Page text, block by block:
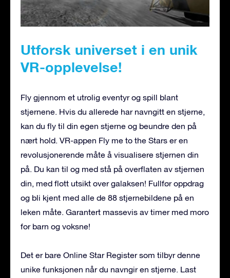
Utforsk universet i en unik
VR-opplevelse!
Fly gjennom et utrolig eventyr og spill blant
stjernene. Hvis du allerede har navngitt en stjerne,
kan du fly til din egen stjerne og beundre den på
nært hold. VR-appen Fly me to the Stars er en
revolusjonerende måte å visualisere stjernen din
på. Du kan til og med stå på overflaten av stjernen
din, med flott utsikt over galaksen! Fullfør oppdrag
og bli kjent med alle de 88 stjernebildene på en
leken måte. Garantert massevis av timer med moro
for barn og voksne!
Det er bare Online Star Register som tilbyr denne
unike funksjonen når du navngir en stjerne. Last